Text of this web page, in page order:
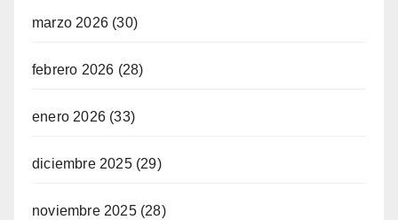
marzo 2026 (30)
febrero 2026 (28)
enero 2026 (33)
diciembre 2025(29)
noviembre 2025(28)